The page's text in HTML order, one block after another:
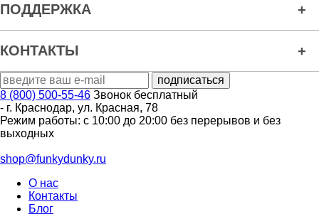
ПОДДЕРЖКА
КОНТАКТЫ
8 (800) 500-55-46 Звонок бесплатный
- г. Краснодар, ул. Красная, 78
Режим работы: с 10:00 до 20:00 без перерывов и без
выходных
shop@funkydunky.ru
О нас
Контакты
Блог